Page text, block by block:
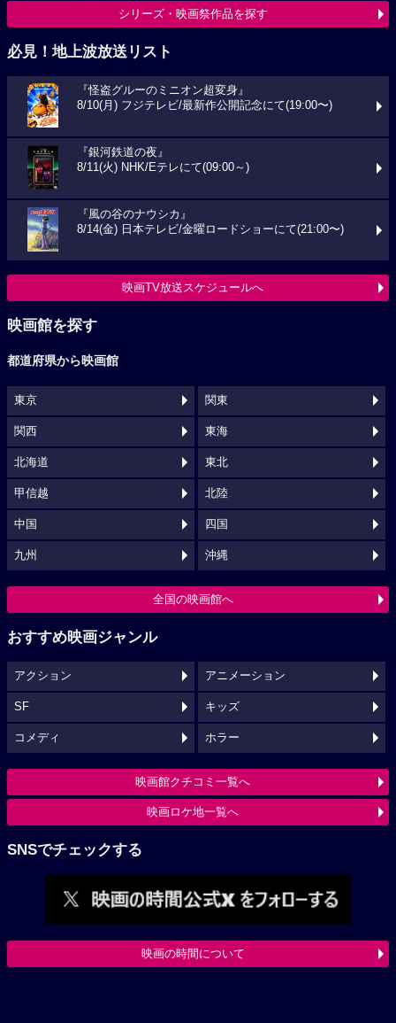
シリーズ・映画祭作品を探す
必見！地上波放送リスト
『怪盗グルーのミニオン超変身』
8/10(月) フジテレビ/最新作公開記念にて(19:00〜)
『銀河鉄道の夜』
8/11(火) NHK/Eテレにて(09:00～)
『風の谷のナウシカ』
8/14(金) 日本テレビ/金曜ロードショーにて(21:00〜)
映画TV放送スケジュールへ
映画館を探す
都道府県から映画館
東京 関東
関西 東海
北海道 東北
甲信越 北陸
中国 四国
九州 沖縄
全国の映画館へ
おすすめ映画ジャンル
アクション アニメーション
SF キッズ
コメディ ホラー
映画館クチコミ一覧へ
映画ロケ地一覧へ
SNSでチェックする
映画の時間について